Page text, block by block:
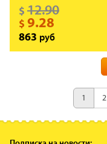
$ 12.90
$ 9.28
863 руб
1 2